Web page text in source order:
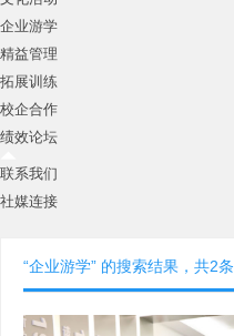
企业游学
精益管理
拓展训练
校企合作
绩效论坛
联系我们
社媒连接
“企业游学” 的搜索结果，共2条